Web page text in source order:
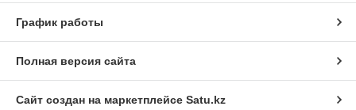
График работы
Полная версия сайта
Сайт создан на маркетплейсе Satu.kz